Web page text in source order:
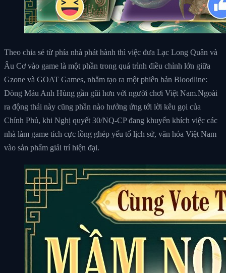
Theo chia sẻ từ phía nhà phát hành thì việc đưa Lạc Long Quân và
Âu Cơ vào game là một phần trong quá trình điều chỉnh lớn giữa
Gzone và GOAT Games, nhằm tạo ra một phiên bản Bloodline:
Dòng Máu Anh Hùng gần gũi hơn với người chơi Việt Nam.Ngoài
ra động thái này cũng phần nào hưởng ứng tới lời kêu gọi của
Chính Phủ, khi Nghị quyết 30/NQ-CP đang khuyến khích việc các
nhà làm game tích cực lồng ghép yếu tố lịch sử, văn hóa Việt Nam
vào sản phẩm giải trí hiện đại.